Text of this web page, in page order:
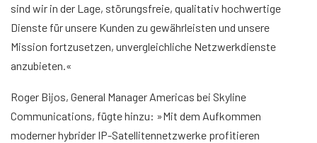
sind wir in der Lage, störungsfreie, qualitativ hochwertige
Dienste für unsere Kunden zu gewährleisten und unsere
Mission fortzusetzen, unvergleichliche Netzwerkdienste
anzubieten.«
Roger Bijos, General Manager Americas bei Skyline
Communications, fügte hinzu: »Mit dem Aufkommen
moderner hybrider IP-Satellitennetzwerke profitieren